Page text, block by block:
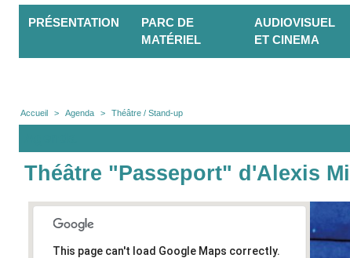
PRÉSENTATION
PARC DE
MATÉRIEL
AUDIOVISUEL
ET CINEMA
Accueil > Agenda > Théâtre / Stand-up
Théâtre "Passeport" d'Alexis
This page can't load Google Maps correctly.